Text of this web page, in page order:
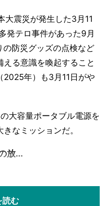
大震災が発生した3月11
発テロ事件があった9月
の防災グッズの点検など
る意識を喚起すること
2025年）も3月11日がや
大容量ポータブル電源を
なミッションだ。
放...
読む